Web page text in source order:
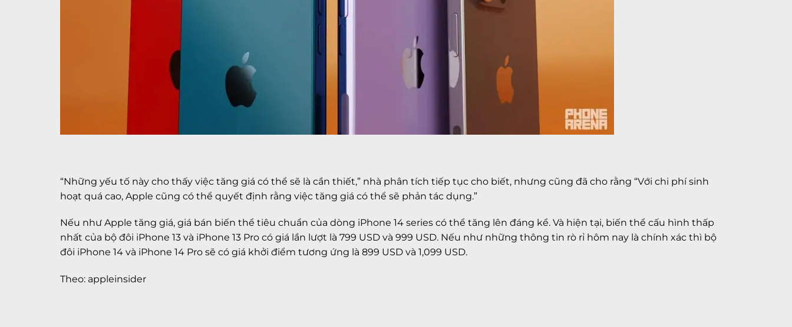
“Những yếu tố này cho thấy việc tăng giá có thể sẽ là cần thiết,” nhà phân tích tiếp tục cho biết, nhưng cũng đã cho rằng “Với chi phí sinh
hoạt quá cao, Apple cũng có thể quyết định rằng việc tăng giá có thể sẽ phản tác dụng.”
Nếu như Apple tăng giá, giá bán biến thể tiêu chuẩn của dòng iPhone 14 series có thể tăng lên đáng kể. Và hiện tại, biến thể cấu hình thấp
nhất của bộ đôi iPhone 13 và iPhone 13 Pro có giá lần lượt là 799 USD và 999 USD. Nếu như những thông tin rò rỉ hôm nay là chính xác thì bộ
đôi iPhone 14 và iPhone 14 Pro sẽ có giá khởi điểm tương ứng là 899 USD và 1,099 USD.
Theo: appleinsider